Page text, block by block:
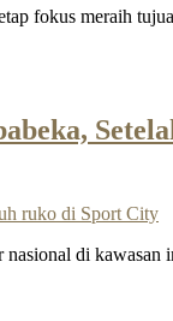
fokus meraih
di kawasan